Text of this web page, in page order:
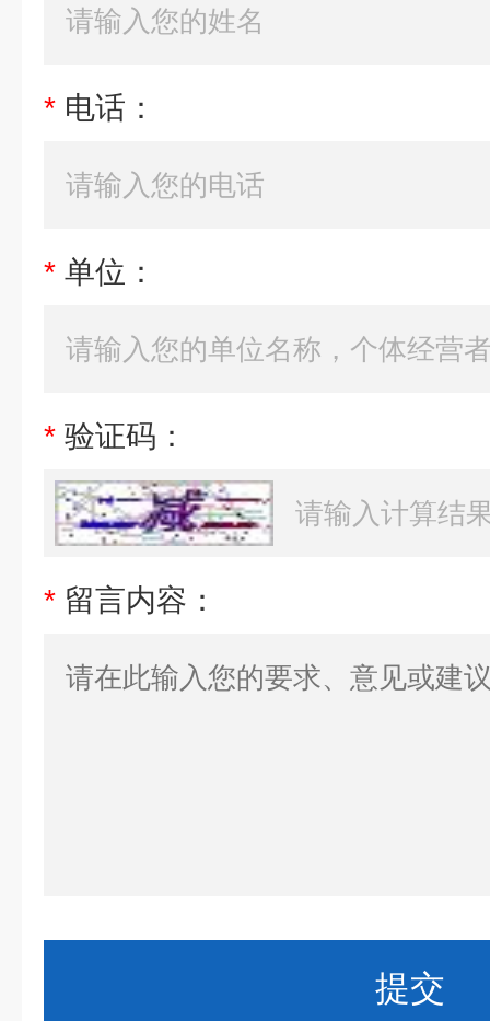
* 电话：
* 单位：
* 验证码：
* 留言内容：